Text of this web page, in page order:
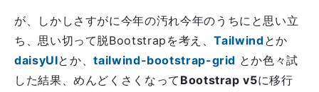
が、しかしさすがに今年の汚れ今年のうちにと思い立
ち、思い切って脱Bootstrapを考え、Tailwindとか
daisyUIとか、tailwind-bootstrap-grid とか色々試
した結果、めんどくさくなって Bootstrap v5に移行